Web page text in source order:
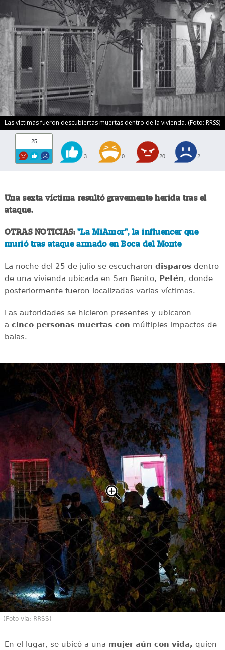
Las víctimas fueron descubiertas muertas dentro de la vivienda. (Foto: RRSS)
25
3 0 20 2
Una sexta víctima resultó gravemente herida tras el
ataque.
OTRAS NOTICIAS: "La MiAmor", la influencer que
murió tras ataque armado en Boca del Monte
La noche del 25 de julio se escucharon disparosdentro
de una vivienda ubicada en San Benito, Petén, donde
posteriormente fueron localizadas varias víctimas.
Las autoridades se hicieron presentes y ubicaron
a cinco personas muertas con múltiples impactos de
balas.
(Foto vía: RRSS)
En el lugar, se ubicó a una mujer aún con vida, quien